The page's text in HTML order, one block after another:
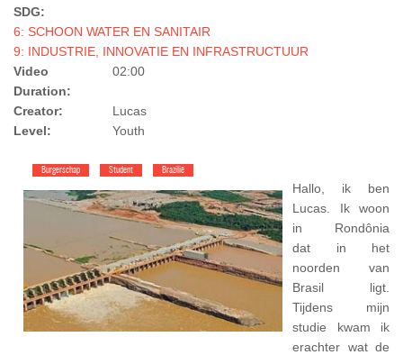
SDG:
6: SCHOON WATER EN SANITAIR
9: INDUSTRIE, INNOVATIE EN INFRASTRUCTUUR
Video
Duration:
02:00
Creator:
Lucas
Level:
Youth
Burgerschap Student Brazilië
Hallo, ik ben
Lucas. Ik woon
in Rondônia
dat in het
noorden van
Brasil ligt.
Tijdens mijn
studie kwam ik
erachter wat de